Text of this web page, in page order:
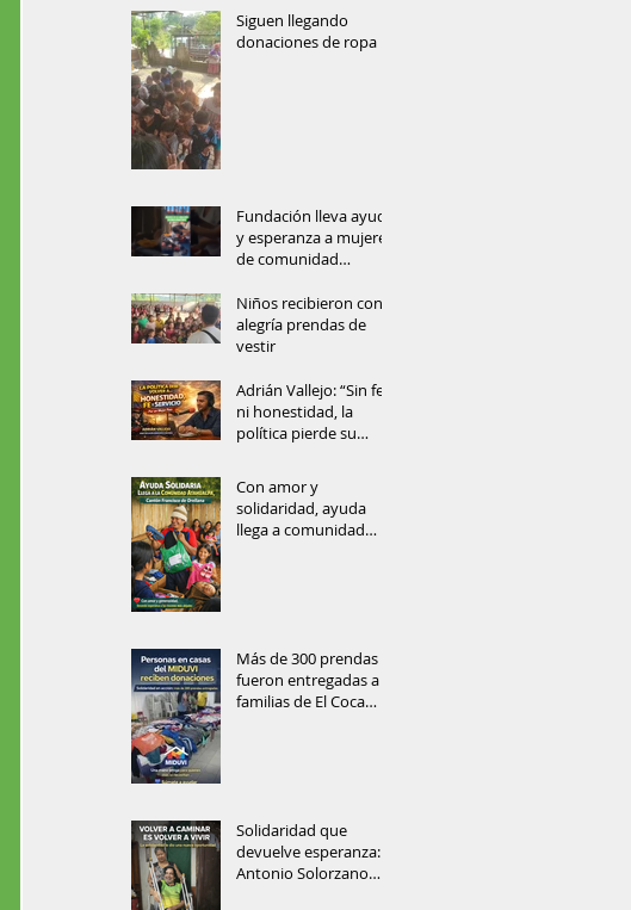
Siguen llegando
donaciones de ropa
Fundación lleva ayuda
y esperanza a mujeres
de comunidad
Niños recibieron con
alegría prendas de
vestir
Adrián Vallejo: “Sin fe
ni honestidad, la
política pierde su
Con amor y
solidaridad, ayuda
llega a comunidad
Más de 300 prendas
fueron entregadas a
familias de El Coca
Solidaridad que
devuelve esperanza:
Antonio Solorzano